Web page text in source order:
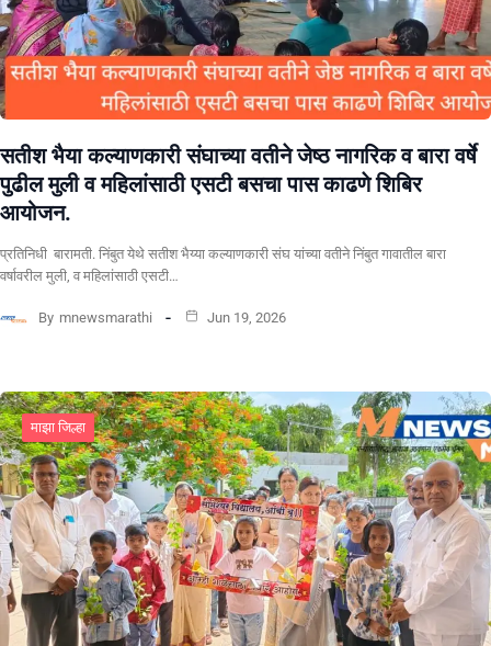
सतीश भैया कल्याणकारी संघाच्या वतीने जेष्ठ नागरिक व बारा वर्षे
पुढील मुली व महिलांसाठी एसटी बसचा पास काढणे शिबिर
आयोजन.
प्रतिनिधी बारामती. निंबुत येथे सतीश भैय्या कल्याणकारी संघ यांच्या वतीने निंबुत गावातील बारा
वर्षावरील मुली, व महिलांसाठी एसटी…
By mnewsmarathi Jun 19, 2026
माझा जिल्हा